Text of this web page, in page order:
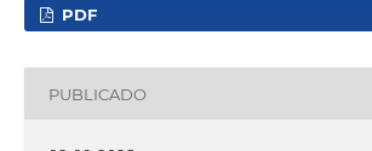
PDF
PUBLICADO